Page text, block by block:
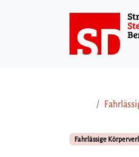
Fahrlässige